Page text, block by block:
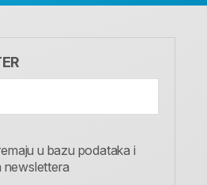
u bazu podataka i
newslettera